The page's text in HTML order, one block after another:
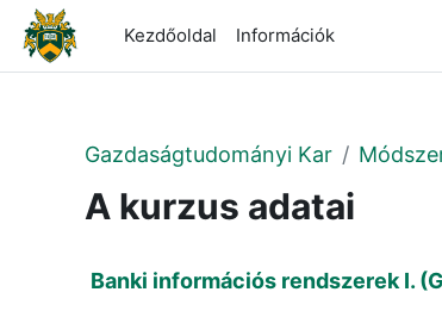
Tovább a fő tartalomhoz
Kezdőoldal
Információk
Gazdaságtudományi Kar
A kurzus adatai
Banki információs rendszerek I.